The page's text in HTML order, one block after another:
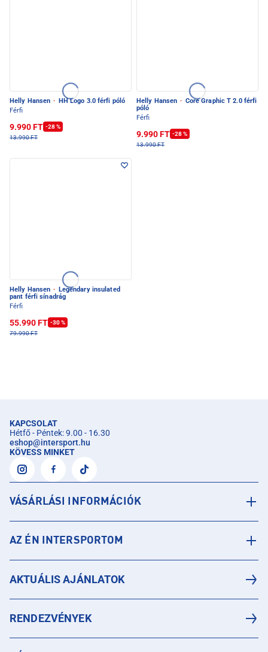
Helly Hansen ·
HH Logo 3.0 férfi póló
Férfi
9.990 FT -28 %
13.990 FT
Helly Hansen · Core Graphic T 2.0 férfi
póló
Férfi
9.990 FT -28 %
13.990 FT
Helly Hansen ·
Legendary insulated
pant férfi sínadrág
Férfi
55.990 FT -30 %
79.990 FT
KAPCSOLAT
Hétfő - Péntek: 9.00 - 16.30
eshop@intersport.hu
KÖVESS MINKET
VÁSÁRLÁSI INFORMÁCIÓK
AZ ÉN INTERSPORTOM
AKTUÁLIS AJÁNLATOK
RENDEZVÉNYEK